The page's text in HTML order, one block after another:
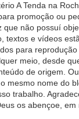
A Tenda na
promoção ou
que não possuí
textos e vídeos
para
meio, desde
de origem.
mesmo nome do
trabalho.
os abençoe, em